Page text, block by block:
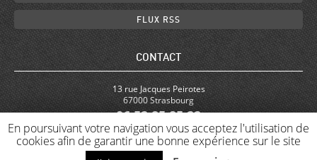
FLUX RSS
CONTACT
13 rue Jacques Peirotes
67000 Strasbourg
06.52.85.85.22
contact@adoc-metis.com
Adoc Mètis © 2015 –Mentions légales
En poursuivant votre navigation vous acceptez l'utilisation de
cookies afin de garantir une bonne expérience sur le site